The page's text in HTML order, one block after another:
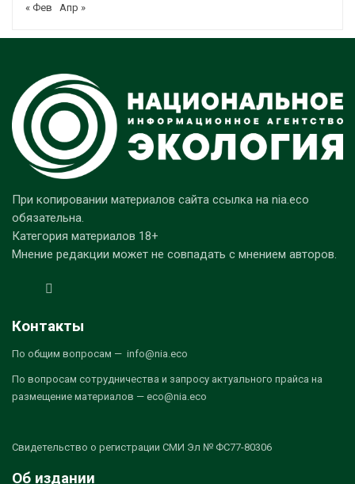
« Фев
Апр »
При копировании материалов сайта ссылка на nia.eco
обязательна.
Категория материалов 18+
Мнение редакции может не совпадать с мнением авторов.
Контакты
По общим вопросам — info@nia.eco
По вопросам сотрудничества и запросу актуального прайса на
размещение материалов — eco@nia.eco
Свидетельство о регистрации СМИ Эл № ФС77-80306
Об издании